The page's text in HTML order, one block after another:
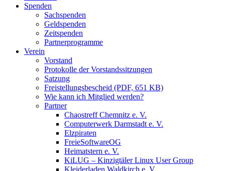
Spenden
Sachspenden
Geldspenden
Zeitspenden
Partnerprogramme
Verein
Vorstand
Protokolle der Vorstandssitzungen
Satzung
Freistellungsbescheid (PDF, 651 KB)
Wie kann ich Mitglied werden?
Partner
Chaostreff Chemnitz e. V.
Computerwerk Darmstadt e. V.
Elzpiraten
FreieSoftwareOG
Heimatstern e. V.
KiLUG – Kinzigtäler Linux User Group
Kleiderladen Waldkirch e. V.